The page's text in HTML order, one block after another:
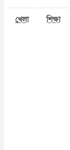
খেলা শিক্ষা